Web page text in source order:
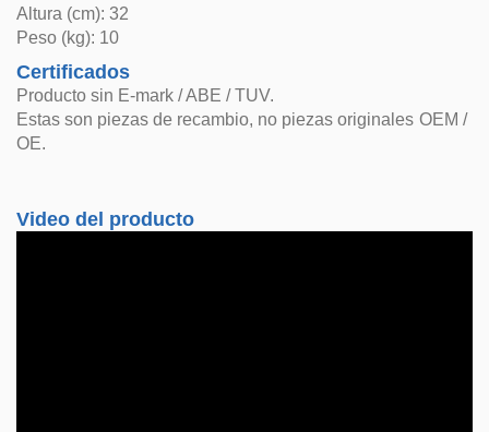
Altura (cm): 32
Peso (kg): 10
Certificados
Producto sin E-mark / ABE / TUV.
Estas son piezas de recambio, no piezas originales OEM /
OE.
Video del producto